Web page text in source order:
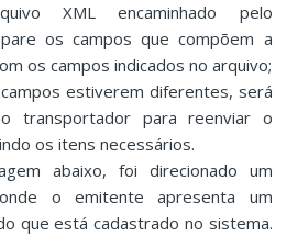
XML encaminhado pelo
os campos que compõem a
os campos indicados no arquivo;
estiverem diferentes, será
transportador para reenviar o
os itens necessários.
abaixo, foi direcionado um
o emitente apresenta um
que está cadastrado no sistema.